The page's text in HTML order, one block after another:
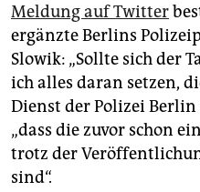
Meldung auf Twitter
ergänzte Berlins
Slowik: „Sollte sich der
ich alles daran setzen,
Dienst der Polizei Berlin
„dass die zuvor schon
trotz der
sind“.